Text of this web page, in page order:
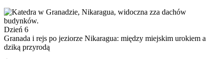
Dzień 6
Granada i rejs po jeziorze Nikaragua: między miejskim urokiem a
dziką przyrodą